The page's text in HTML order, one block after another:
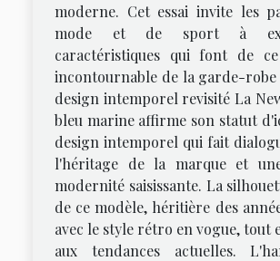
moderne. Cet essai invite les
mode et de sport à
caractéristiques qui font de
incontournable de la garde-
design intemporel revisité La
bleu marine affirme son statut
design intemporel qui fait
l'héritage de la marque et
modernité saisissante. La
de ce modèle, héritière des
avec le style rétro en vogue, tout
aux tendances actuelles.